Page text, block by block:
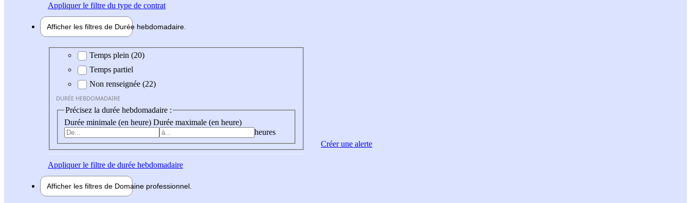
Appliquerle filtre du type de contrat
Afficher les filtres de Durée hebdomadaire
Durée hebdomadaire
Temps plein (20)
Temps partiel
Non renseignée (22)
DURÉE HEBDOMADAIRE
Précisez la durée hebdomadaire :
Durée minimale (en heure) Durée maximale (en heure)
heures
Appliquerle filtre de durée hebdomadaire
Afficher les filtres de Domaine professionnel
Créer une alerte